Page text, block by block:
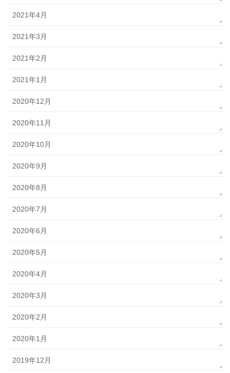
2021年4月
2021年3月
2021年2月
2021年1月
2020年12月
2020年11月
2020年10月
2020年9月
2020年8月
2020年7月
2020年6月
2020年5月
2020年4月
2020年3月
2020年2月
2020年1月
2019年12月